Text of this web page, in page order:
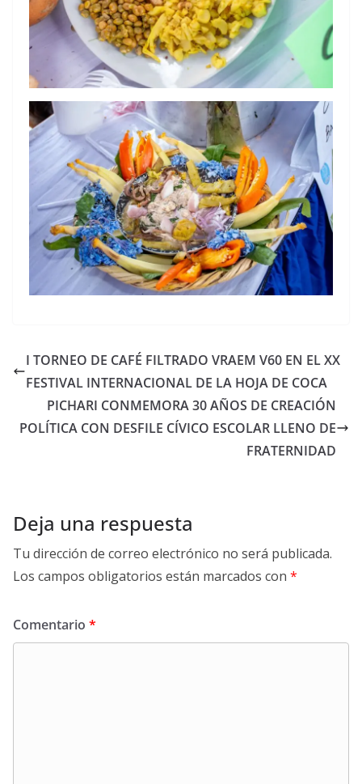
I TORNEO DE CAFÉ FILTRADO VRAEM V60 EN EL XX
FESTIVAL INTERNACIONAL DE LA HOJA DE COCA
PICHARI CONMEMORA 30 AÑOS DE CREACIÓN
POLÍTICA CON DESFILE CÍVICO ESCOLAR LLENO DE
FRATERNIDAD
Deja una respuesta
Tu dirección de correo electrónico no será publicada.
Los campos obligatorios están marcados con *
Comentario *